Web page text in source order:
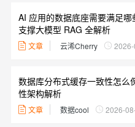
AI 应用的数据底座需要满足
支撑大模型 RAG 全解析
文章 云浠Cherry
数据库分布式缓存一致性怎么
性架构解析
文章 数据cool 2026-